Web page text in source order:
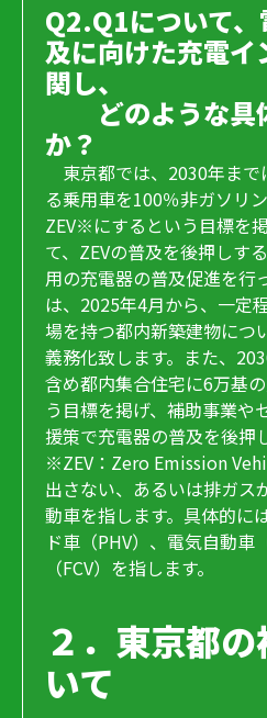
Q2.Q1について
及に向けた充電イ
関し、
どのような具
か？
東京都では、2030年まで
る乗用車を100％非ガソリ
ZEV※にするという目標を
て、ZEVの普及を後押しす
用の充電器の普及促進を行
は、2025年4月から、一定
場を持つ都内新築建物につ
義務化致します。また、
含め都内集合住宅に6万基
う目標を掲げ、補助事業や
援策で充電器の普及を後押
※ZEV：Zero Emission
出さない、あるいは排ガス
動車を指します。具体的に
ド車（PHV）、電気自動車
（FCV）を指します。
２．東京都
いて